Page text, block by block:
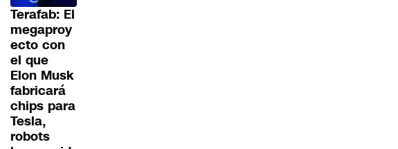
Terafab: El
megaproy
ecto con
el que
Elon Musk
fabricará
chips para
Tesla,
robots